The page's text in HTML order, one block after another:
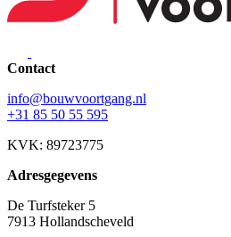
Contact
info@bouwvoortgang.nl
+31 85 50 55 595
KVK: 89723775
Adresgegevens
De Turfsteker 5
7913 Hollandscheveld